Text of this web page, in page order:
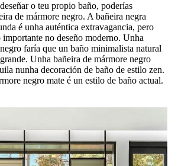
o teu propio baño, poderías
de mármore negro. A bañeira negra
é unha auténtica extravagancia, pero
importante no deseño moderno. Unha
faría que un baño minimalista natural
Unha bañeira de mármore negro
nunha decoración de baño de estilo zen.
negro mate é un estilo de baño actual.